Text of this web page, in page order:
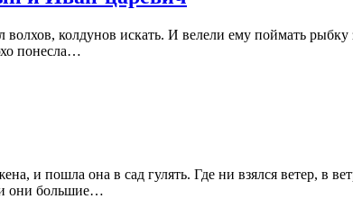
колдунов искать. И велели ему поймать
понесла…
и пошла она в сад гулять. Где ни взялся ветер, в
они большие…